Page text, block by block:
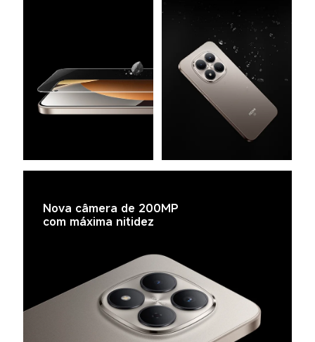
Nova câmera de 200MP
com máxima nitidez